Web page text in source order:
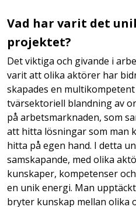
Vad har varit det
projektet?
Det viktiga och givande i
varit att olika aktörer har
skapades en
tvärsektoriell blandning av
på arbetsmarknaden, som
att hitta lösningar som man
hitta på egen hand. I detta
samskapande, med olika
kunskaper, kompetenser
en unik energi. Man
bryter kunskap mellan olika